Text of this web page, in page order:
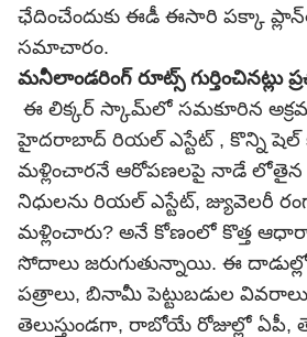
ఛేదించేందుకు ఈడీ ఈసారి పక్కా
సమాచారం.
మనీలాండరింగ్ రూట్స్ గుర్తించినట్లు
ఈ లిక్కర్ స్కామ్‌లో సమకూరిన
హైదరాబాద్ రియల్ ఎస్టేట్ , కొన్ని షెల్
మళ్లించారనే ఆరోపణలపై నాడే
నిధులను రియల్ ఎస్టేట్, జ్యువెలరీ
మళ్లించారు? అనే కోణంలో కొత్త
సోదాలు జరుగుతున్నాయి. ఈ
పత్రాలు, బినామీ పెట్టుబడుల
తెలుస్తుండగా, రాబోయే రోజుల్లో